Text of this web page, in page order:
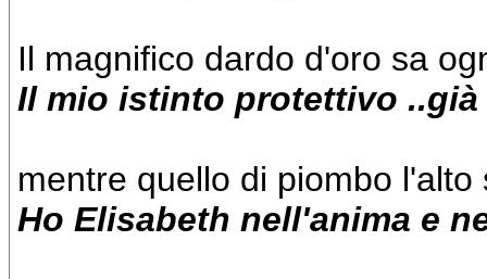
Il magnifico dardo d'oro sa
Il mio istinto protettivo ..già
mentre quello di piombo
Ho Elisabeth nell'anima e